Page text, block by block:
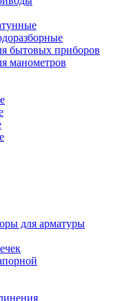
бытовых приборов
манометров
для арматуры